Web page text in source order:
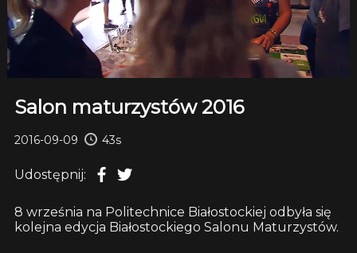
Salon maturzystów 2016
2016-09-09 43s
Udostępnij:
8 września na Politechnice Białostockiej odbyła się
kolejna edycja Białostockiego Salonu Maturzystów.